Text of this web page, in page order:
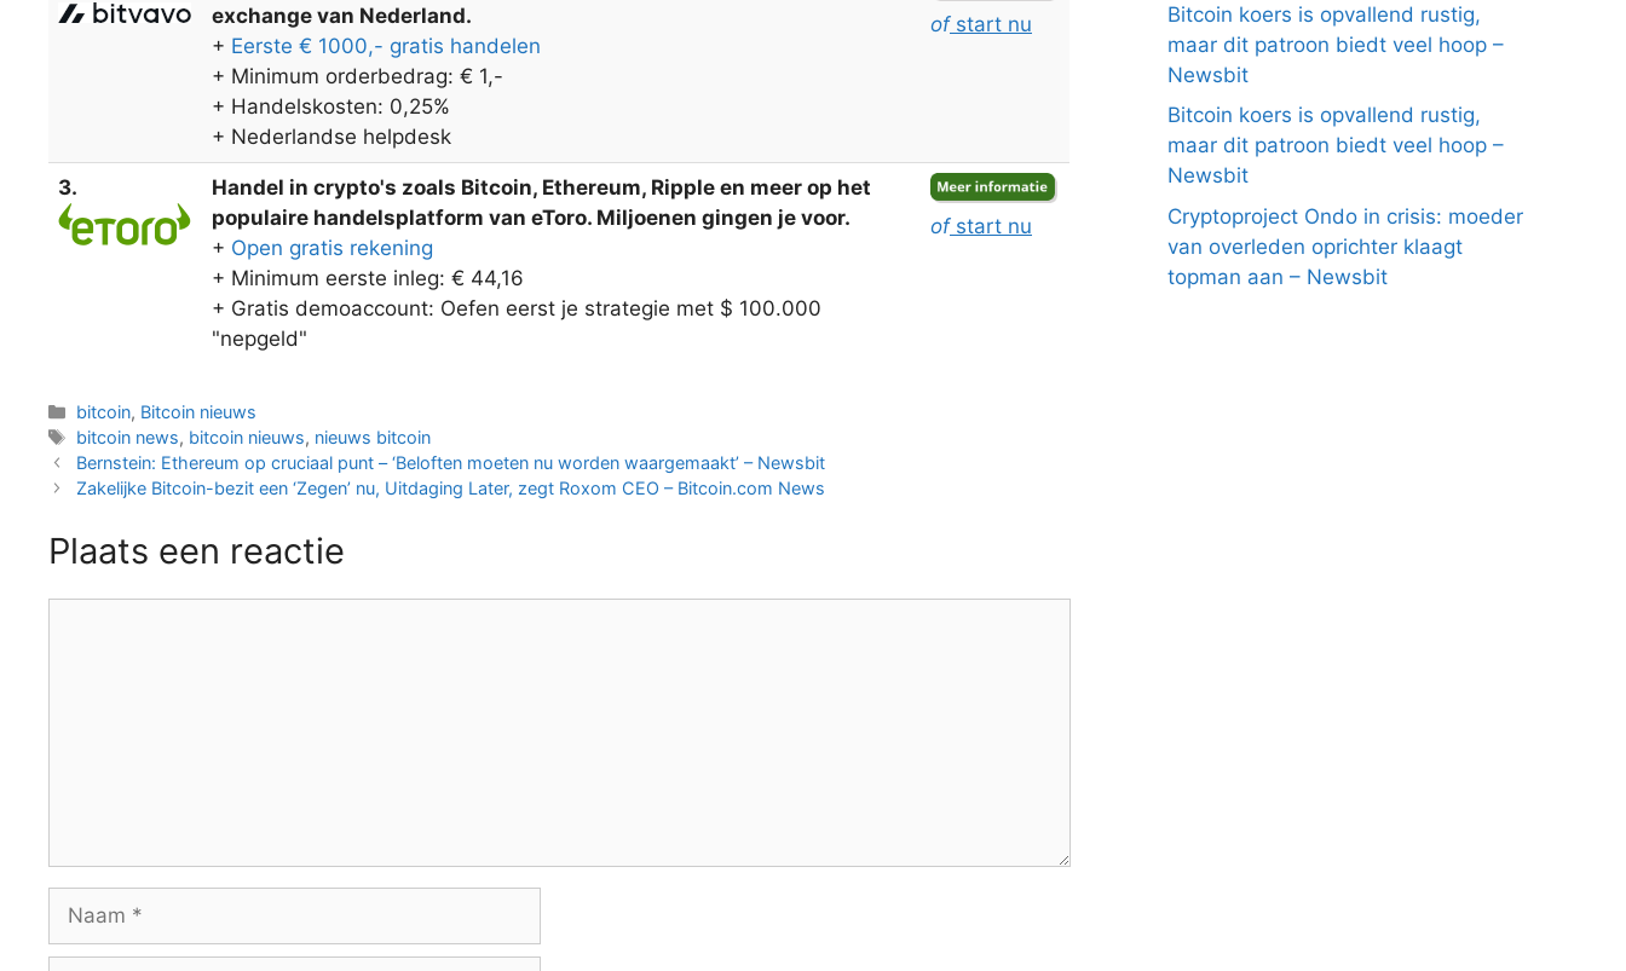
exchange van Nederland.
+ Eerste € 1000,- gratis handelen
+ Minimum orderbedrag: € 1,-
+ Handelskosten: 0,25%
+ Nederlandse helpdesk
ofstart nu
3.
Handel in crypto's zoals Bitcoin, Ethereum, Ripple en meer op het
populaire handelsplatform van eToro. Miljoenen gingen je voor.
+ Open gratis rekening
+ Minimum eerste inleg: € 44,16
+ Gratis demoaccount: Oefen eerst je strategie met $ 100.000
"nepgeld"
ofstart nu
Categorieën
bitcoin, Bitcoin nieuws
Tags
bitcoin news, bitcoin nieuws, nieuws bitcoin
Berichtnavigatie
Bernstein: Ethereum op cruciaal punt – ‘Beloften moeten nu worden waargemaakt’ – Newsbit
Zakelijke Bitcoin-bezit een ‘Zegen’ nu, Uitdaging Later, zegt Roxom CEO – Bitcoin.com News
Plaats een reactie
Naam
Bitcoin koers is opvallend rustig,
maar dit patroon biedt veel hoop –
Newsbit
Bitcoin koers is opvallend rustig,
maar dit patroon biedt veel hoop –
Newsbit
Cryptoproject Ondo in crisis: moeder
van overleden oprichter klaagt
topman aan – Newsbit